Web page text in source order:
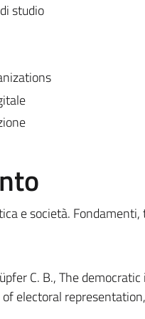
studio
e società.
C. B., The
electoral